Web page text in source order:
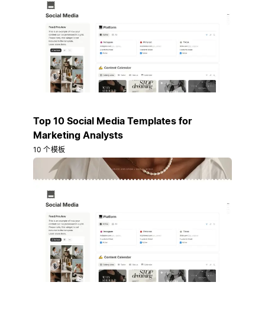
Top 10 Social Media Templates for
Marketing Analysts
10 个模板